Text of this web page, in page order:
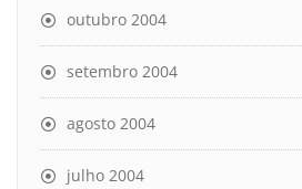
outubro 2004
setembro 2004
agosto 2004
julho 2004